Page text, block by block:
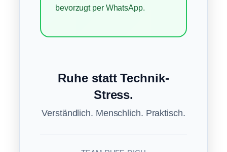
bevorzugt per WhatsApp.
Ruhe statt Technik-
Stress.
Verständlich. Menschlich. Praktisch.